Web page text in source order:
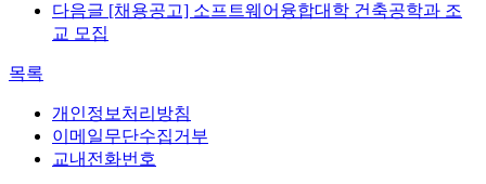
다음글 [채용공고] 소프트웨어융합대학 건축공학과 조
교 모집
목록
개인정보처리방침
이메일무단수집거부
교내전화번호